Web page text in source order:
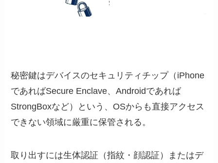
秘密鍵はデバイスのセキュリティチップ（iPhone
であればSecure Enclave、Androidであれば
StrongBoxなど）という、OSからも直接アクセス
できない領域に厳重に保管される。
取り出すには生体認証（指紋・顔認証）またはデ